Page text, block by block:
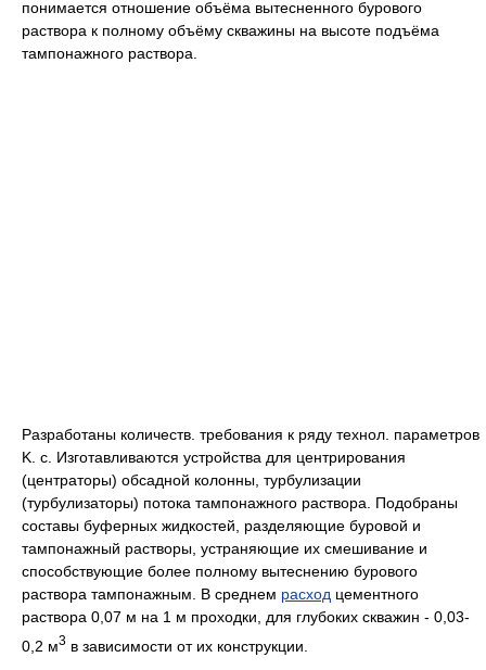
понимается отношение объёма вытесненного бурового
раствора к полному объёму скважины на высоте подъёма
тампонажного раствора.
Разработаны количеств. требования к ряду технол. параметров
K. c. Изготавливаются устройства для центрирования
(центраторы) обсадной колонны, турбулизации
(турбулизаторы) потока тампонажного раствора. Подобраны
составы буферных жидкостей, разделяющие буровой и
тампонажный растворы, устраняющие их смешивание и
способствующие более полному вытеснению бурового
раствора тампонажным. B среднем расход цементного
раствора 0,07 м на 1 м проходки, для глубоких скважин - 0,03-
0,2 м3 в зависимости от их конструкции.